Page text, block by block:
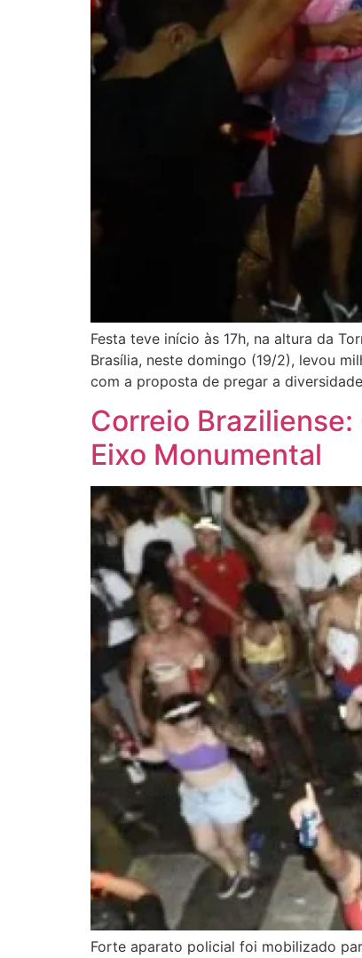
Festa teve início às 17h, na altura da
Brasília, neste domingo (19/2), levou
com a proposta de pregar a
Correio
Eixo Monumental
Forte aparato policial foi mobilizado